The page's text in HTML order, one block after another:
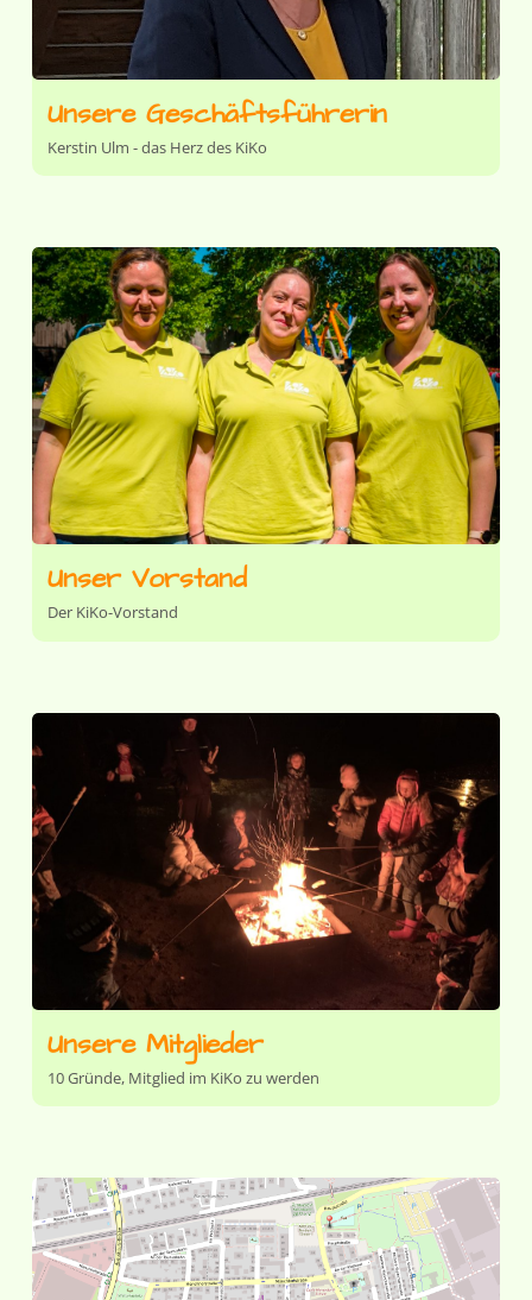
Unsere Geschäftsführerin
Kerstin Ulm - das Herz des KiKo
Unser Vorstand
Der KiKo-Vorstand
Unsere Mitglieder
10 Gründe, Mitglied im KiKo zu werden